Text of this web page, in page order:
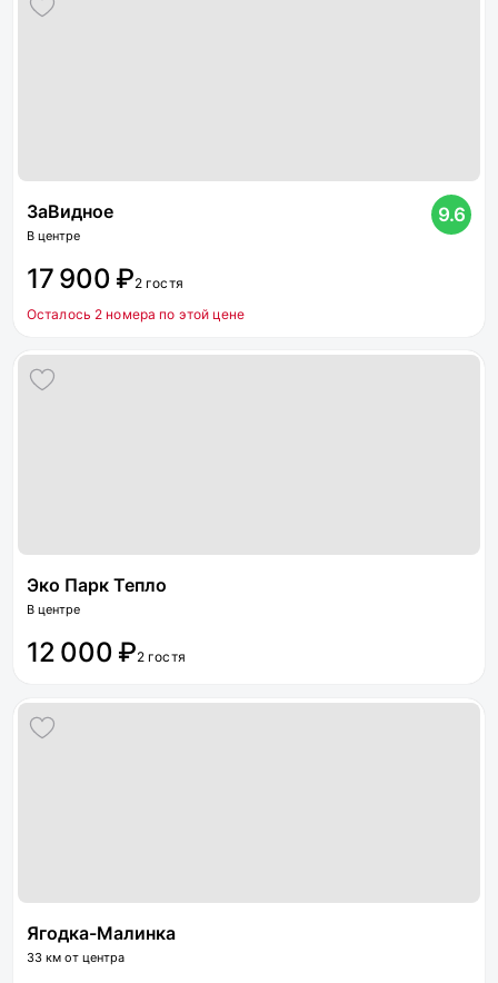
ЗаВидное
В центре
9.6
17 900 ₽2 гостя
Осталось 2 номера по этой цене
Эко Парк Тепло
В центре
12 000 ₽2 гостя
Ягодка-Малинка
33 км от центра